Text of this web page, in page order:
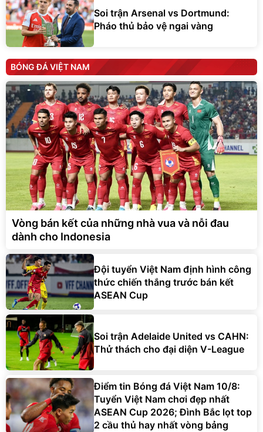
Soi trận Arsenal vs Dortmund:
Pháo thủ bảo vệ ngai vàng
BÓNG ĐÁ VIỆT NAM
Vòng bán kết của những nhà vua và nỗi đau
dành cho Indonesia
Đội tuyển Việt Nam định hình công
thức chiến thắng trước bán kết
ASEAN Cup
Soi trận Adelaide United vs CAHN:
Thử thách cho đại diện V-League
Điểm tin Bóng đá Việt Nam 10/8:
Tuyển Việt Nam chơi đẹp nhất
ASEAN Cup 2026; Đình Bắc lọt top
2 cầu thủ hay nhất vòng bảng